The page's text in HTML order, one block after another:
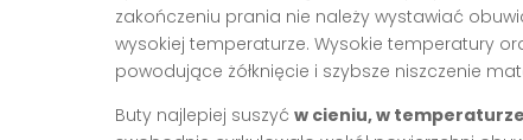
zakończeniu prania nie należy wystawiać
wysokiej temperaturze. Wysokie temperatury
powodujące żółknięcie i szybsze niszczenie
Buty najlepiej suszyć w cieniu, w